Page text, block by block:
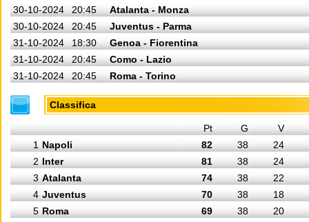
30-10-2024
20:45
Atalanta - Monza
30-10-2024
20:45
Juventus - Parma
31-10-2024
18:30
Genoa - Fiorentina
31-10-2024
20:45
Como - Lazio
31-10-2024
20:45 Roma - Torino
Classifica
Pt G
V
1 Napoli 82 38
24
2 Inter 81 38
24
3 Atalanta 74 38
22
4 Juventus 70 38
18
5 Roma 69 38
20